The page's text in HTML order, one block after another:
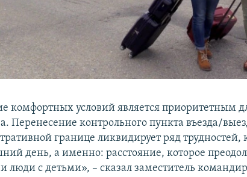
комфортных условий является приоритетным
Перенесение контрольного пункта въезда/
границе ликвидирует ряд трудностей,
день, а именно: расстояние, которое
и люди с детьми», – сказал заместитель